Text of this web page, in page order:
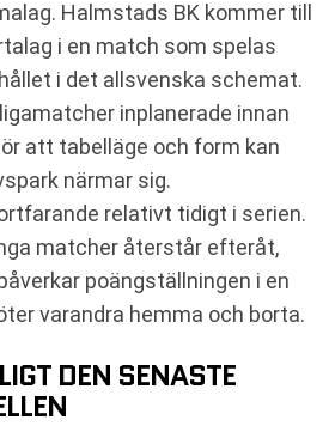
HALMSTADS BK
Halmstads BK kommer till
i en match som spelas
i det allsvenska schemat.
inplanerade innan
att tabelläge och form kan
närmar sig.
relativt tidigt i serien.
matcher återstår efteråt,
poängställningen i en
varandra hemma och borta.
DEN SENASTE